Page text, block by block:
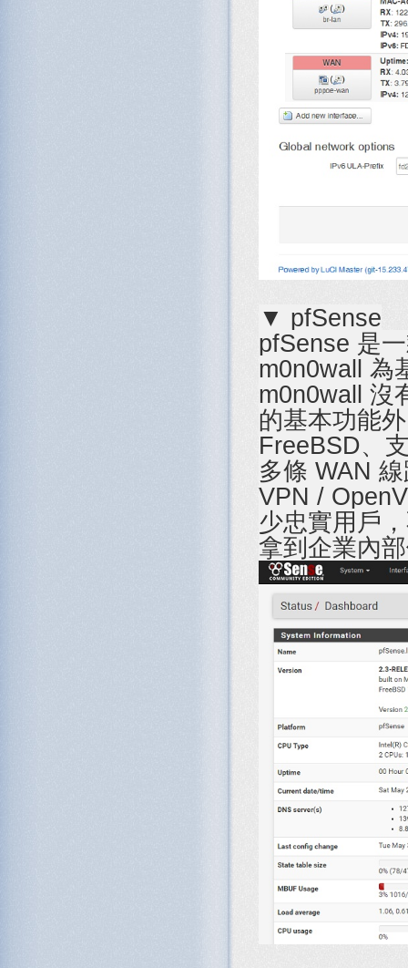
▼ pfSense
pfSense 是
m0n0wall 為
m0n0wall 沒
的基本功能
FreeBSD、
多條 WAN
VPN /
少忠實用戶
拿到企業內